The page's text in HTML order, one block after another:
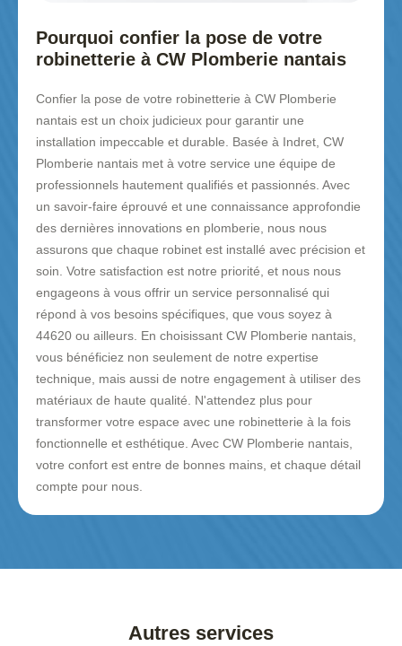
Pourquoi confier la pose de votre
robinetterie à CW Plomberie nantais
Confier la pose de votre robinetterie à CW Plomberie
nantais est un choix judicieux pour garantir une
installation impeccable et durable. Basée à Indret, CW
Plomberie nantais met à votre service une équipe de
professionnels hautement qualifiés et passionnés. Avec
un savoir-faire éprouvé et une connaissance approfondie
des dernières innovations en plomberie, nous nous
assurons que chaque robinet est installé avec précision et
soin. Votre satisfaction est notre priorité, et nous nous
engageons à vous offrir un service personnalisé qui
répond à vos besoins spécifiques, que vous soyez à
44620 ou ailleurs. En choisissant CW Plomberie nantais,
vous bénéficiez non seulement de notre expertise
technique, mais aussi de notre engagement à utiliser des
matériaux de haute qualité. N'attendez plus pour
transformer votre espace avec une robinetterie à la fois
fonctionnelle et esthétique. Avec CW Plomberie nantais,
votre confort est entre de bonnes mains, et chaque détail
compte pour nous.
Autres services